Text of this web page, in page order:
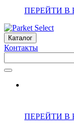
ПЕРЕЙТИ В
Каталог
Контакты
ПЕРЕЙТИ В